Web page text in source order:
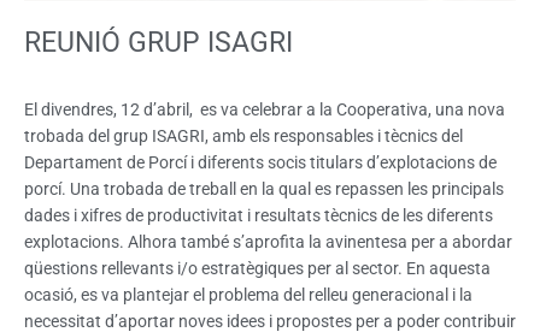
REUNIÓ GRUP ISAGRI
El divendres, 12 d’abril, es va celebrar a la Cooperativa, una nova
trobada del grup ISAGRI, amb els responsables i tècnics del
Departament de Porcí i diferents socis titulars d’explotacions de
porcí. Una trobada de treball en la qual es repassen les principals
dades i xifres de productivitat i resultats tècnics de les diferents
explotacions. Alhora també s’aprofita la avinentesa per a abordar
qüestions rellevants i/o estratègiques per al sector. En aquesta
ocasió, es va plantejar el problema del relleu generacional i la
necessitat d’aportar noves idees i propostes per a poder contribuir